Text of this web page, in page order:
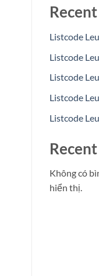
Listcode
Listcode
Listcode
Listcode
Listcode
Không có
hiển thị.